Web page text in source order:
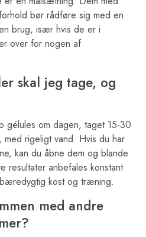
bør rådføre sig med en
brug, især hvis de er i
over for nogen af
skal jeg tage, og
gélules om dagen, taget 15-30
med rigeligt vand. Hvis du har
kan du åbne dem og blande
resultater anbefales konstant
kost og træning.
med andre